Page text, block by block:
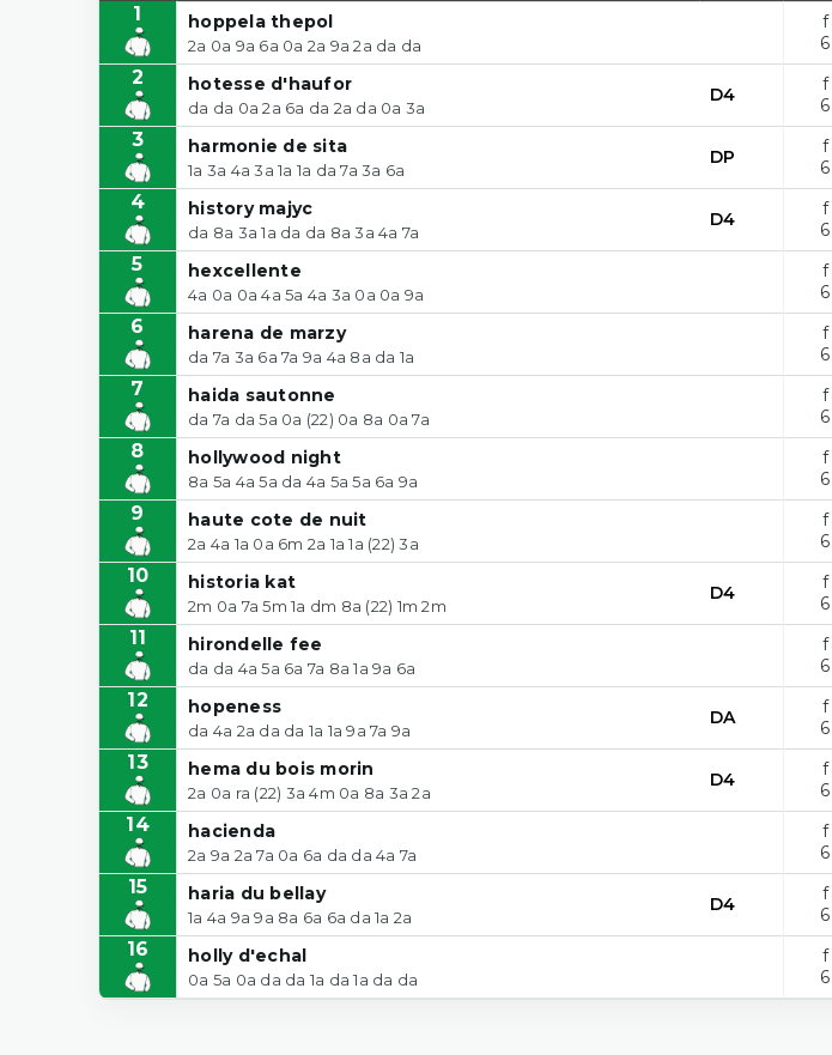
1 hoppela thepol
2a 0a 9a 6a 0a 2a 9a 2a da da
f
6
2 hotesse d'haufor
da da 0a 2a 6a da 2a da 0a 3a
D4
f
6
3 harmonie de sita
1a 3a 4a 3a 1a 1a da 7a 3a 6a
DP
f
6
4 history majyc
da 8a 3a 1a da da 8a 3a 4a 7a
D4
f
6
5 hexcellente
4a 0a 0a 4a 5a 4a 3a 0a 0a 9a
f
6
6 harena de marzy
da 7a 3a 6a 7a 9a 4a 8a da 1a
f
6
7 haida sautonne
da 7a da 5a 0a (22) 0a 8a 0a 7a
f
6
8 hollywood night
8a 5a 4a 5a da 4a 5a 5a 6a 9a
f
6
9 haute cote de nuit
2a 4a 1a 0a 6m 2a 1a 1a (22) 3a
f
6
10 historia kat
2m 0a 7a 5m 1a dm 8a (22) 1m 2m
D4
f
6
11 hirondelle fee
da da 4a 5a 6a 7a 8a 1a 9a 6a
f
6
12 hopeness
da 4a 2a da da 1a 1a 9a 7a 9a
DA
f
6
13 hema du bois morin
2a 0a ra (22) 3a 4m 0a 8a 3a 2a
D4
f
6
14 hacienda
2a 9a 2a 7a 0a 6a da da 4a 7a
f
6
15 haria du bellay
1a 4a 9a 9a 8a 6a 6a da 1a 2a
D4
f
6
16 holly d'echal
0a 5a 0a da da 1a da 1a da da
f
6